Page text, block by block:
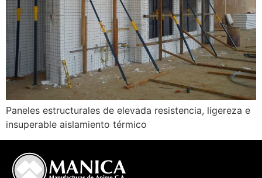
Paneles estructurales de elevada resistencia, ligereza e
insuperable aislamiento térmico